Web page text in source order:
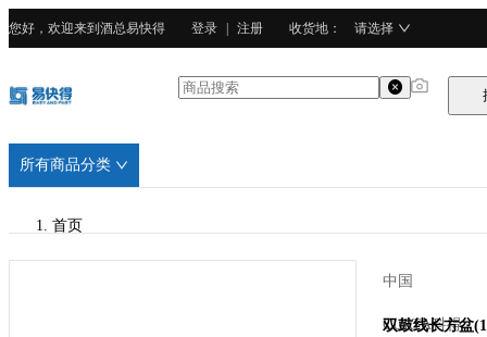
您好，欢迎来到酒总易快得 登录 注册 收货地 ： 请选择
所有商品分类
首页
中国
CURTA科得
双鼓线长方盆